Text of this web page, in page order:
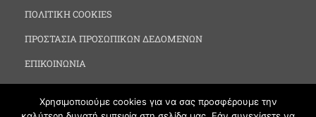
ΠΟΛΙΤΙΚΗ COOKIES
ΠΡΟΣΤΑΣΙΑ ΠΡΟΣΩΠΙΚΩΝ ΔΕΔΟΜΕΝΩΝ
ΕΠΙΚΟΙΝΩΝΙΑ
Χρησιμοποιούμε cookies για να σας προσφέρουμε την